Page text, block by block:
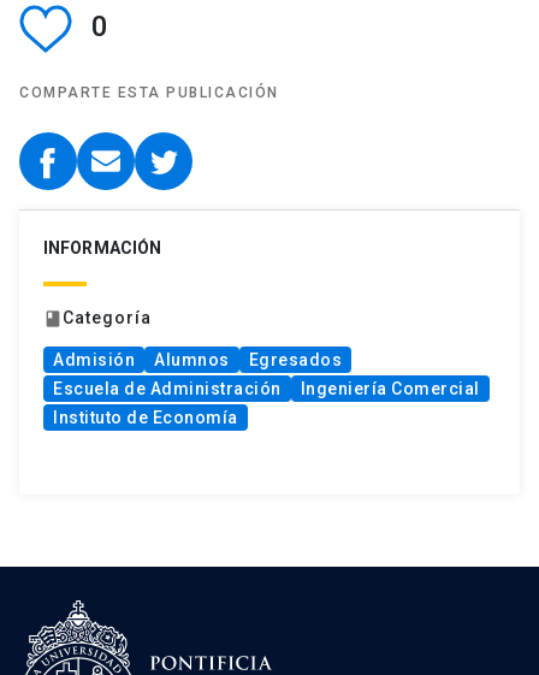
0
COMPARTE ESTA PUBLICACIÓN
INFORMACIÓN
book Categoría
Admisión Alumnos
Egresados
Escuela de Administración
Ingeniería Comercial
Instituto de Economía